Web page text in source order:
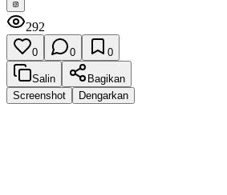
292
0 0 0
Salin
Bagikan
Screenshot
Dengarkan